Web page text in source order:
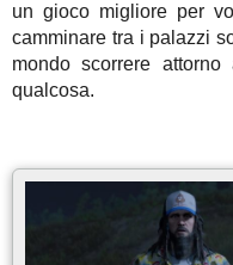
un gioco migliore per
camminare tra i palazzi
mondo scorrere
qualcosa.